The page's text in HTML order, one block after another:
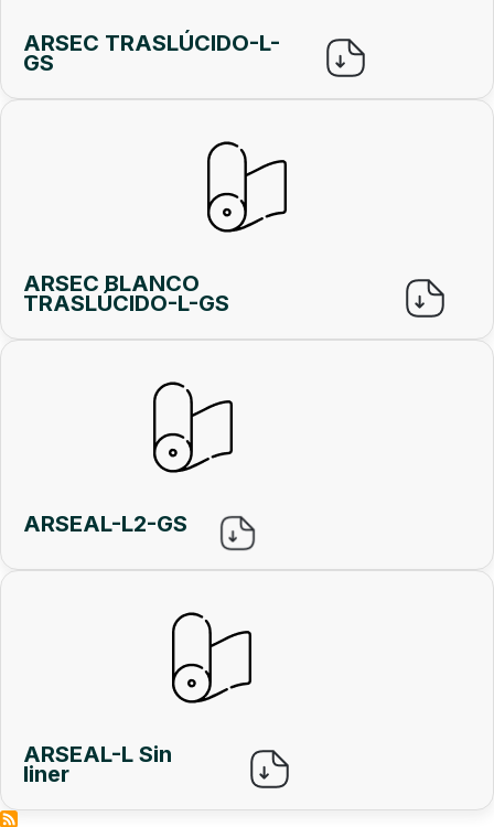
ARSEC TRASLÚCIDO-L-
GS
ARSEC BLANCO
TRASLÚCIDO-L-GS
ARSEAL-L2-GS
ARSEAL-L Sin
liner